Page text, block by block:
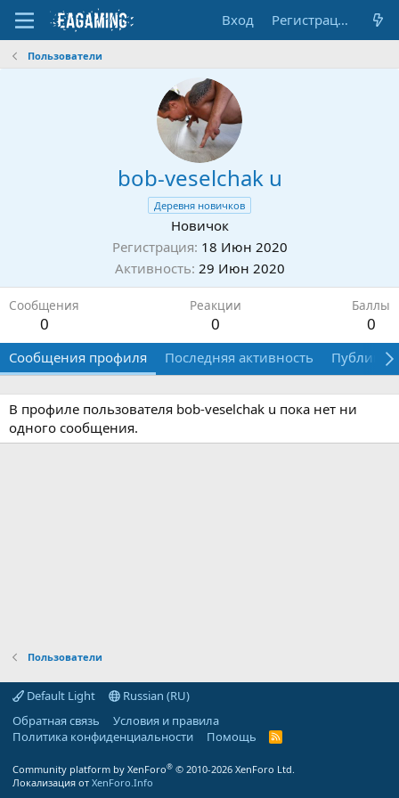
Вход Регистрация
Пользователи
bob-veselchak u
Деревня новичков
Новичок
Регистрация 18 Июн 2020
Активность 29 Июн 2020
Сообщения
0
Реакции
0
Баллы
0
Сообщения профиля Последняя активность
В профиле пользователя bob-veselchak u пока нет ни
одного сообщения.
Пользователи
Default Light
Russian (RU)
Обратная связь
Условия и правила
Политика конфиденциальности
Помощь
R
Community platform by XenForo® © 2010-2026 XenForo Ltd.
Локализация от XenForo.Info